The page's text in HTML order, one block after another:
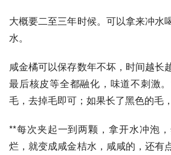
大概要二至三年时候。可以拿来冲水
水。
咸金橘可以保存数年不坏，时间越长
最后核皮等全都融化，味道不刺激
毛，去掉毛即可；如果长了黑色的毛
**每次夹起一到两颗，拿开水冲泡
烂，就变成咸金桔水，咸咸的，还有